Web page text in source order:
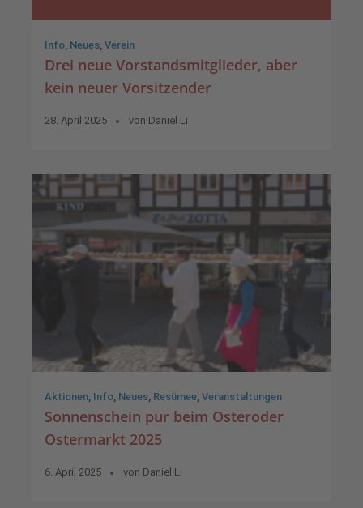
Info, Neues, Verein
Drei neue Vorstandsmitglieder, aber
kein neuer Vorsitzender
28. April 2025 von Daniel Li
Aktionen, Info, Neues, Resümee, Veranstaltungen
Sonnenschein pur beim Osteroder
Ostermarkt 2025
6. April 2025 von Daniel Li